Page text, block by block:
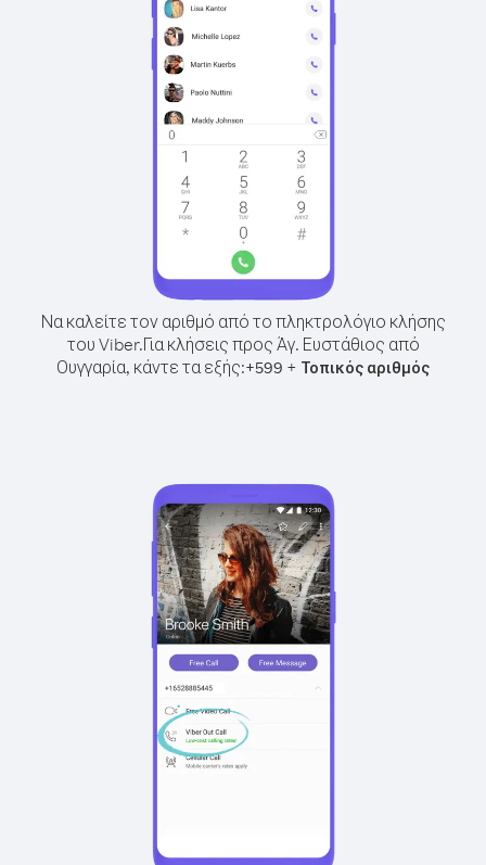
Να καλείτε τον αριθμό από το πληκτρολόγιο κλήσης
του Viber.Για κλήσεις προς Άγ. Ευστάθιος από
Ουγγαρία, κάντε τα εξής:+599 + Τοπικός αριθμός